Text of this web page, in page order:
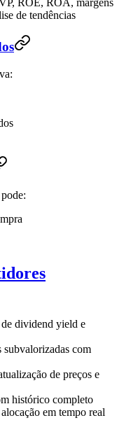
de tendências
dividend yield e
subvalorizadas com
de preços e
histórico completo
em tempo real